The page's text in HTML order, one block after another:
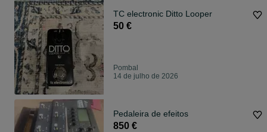
TC electronic Ditto Looper
50 €
Pombal
14 de julho de 2026
Pedaleira de efeitos
850 €